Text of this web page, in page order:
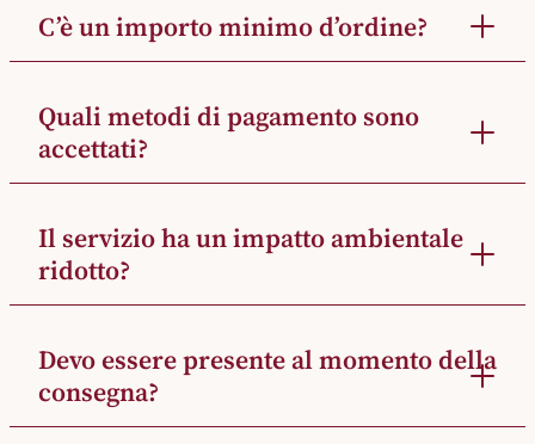
C’è un importo minimo d’ordine?
Quali metodi di pagamento sono
accettati?
Il servizio ha un impatto ambientale
ridotto?
Devo essere presente al momento della
consegna?